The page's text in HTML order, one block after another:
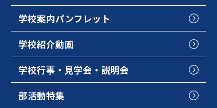
学校案内パンフレット
学校紹介動画
学校行事・見学会・説明会
部活動特集